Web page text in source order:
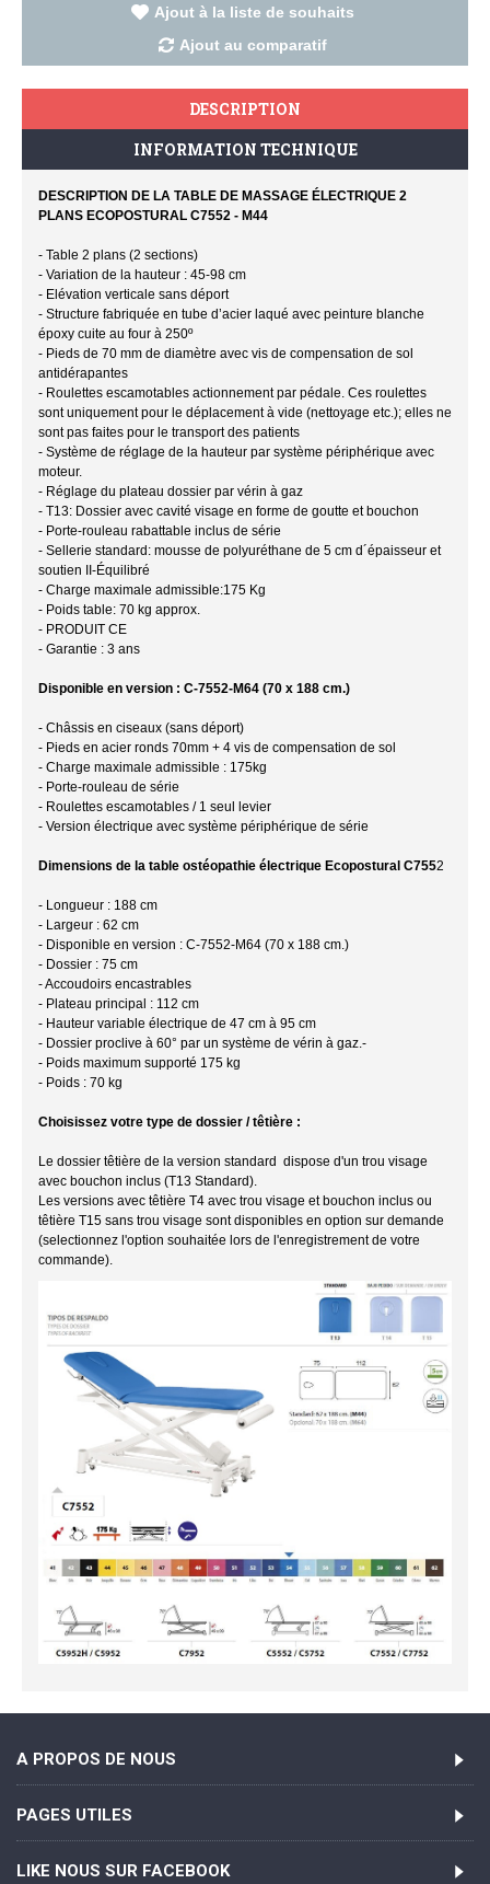
Ajout à la liste de souhaits
Ajout au comparatif
DESCRIPTION
INFORMATION TECHNIQUE
DESCRIPTION DE LA TABLE DE MASSAGE ÉLECTRIQUE 2
PLANS ECOPOSTURAL C7552 - M44
- Table 2 plans (2 sections)
- Variation de la hauteur : 45-98 cm
- Elévation verticale sans déport
- Structure fabriquée en tube d’acier laqué avec peinture blanche
époxy cuite au four à 250º
- Pieds de 70 mm de diamètre avec vis de compensation de sol
antidérapantes
- Roulettes escamotables actionnement par pédale. Ces roulettes
sont uniquement pour le déplacement à vide (nettoyage etc.); elles ne
sont pas faites pour le transport des patients
- Système de réglage de la hauteur par système périphérique avec
moteur.
- Réglage du plateau dossier par vérin à gaz
- T13: Dossier avec cavité visage en forme de goutte et bouchon
- Porte-rouleau rabattable inclus de série
- Sellerie standard: mousse de polyuréthane de 5 cm d´épaisseur et
soutien II-Équilibré
- Charge maximale admissible:175 Kg
- Poids table: 70 kg approx.
- PRODUIT CE
- Garantie : 3 ans
Disponible en version : C-7552-M64 (70 x 188 cm.)
- Châssis en ciseaux (sans déport)
- Pieds en acier ronds 70mm + 4 vis de compensation de sol
- Charge maximale admissible : 175kg
- Porte-rouleau de série
- Roulettes escamotables / 1 seul levier
- Version électrique avec système périphérique de série
Dimensions de la table ostéopathie électrique Ecopostural C7552
- Longueur : 188 cm
- Largeur : 62 cm
- Disponible en version : C-7552-M64 (70 x 188 cm.)
- Dossier : 75 cm
- Accoudoirs encastrables
- Plateau principal : 112 cm
- Hauteur variable électrique de 47 cm à 95 cm
- Dossier proclive à 60° par un système de vérin à gaz.-
- Poids maximum supporté 175 kg
- Poids : 70 kg
Choisissez votre type de dossier / têtière :
Le dossier têtière de la version standard dispose d'un trou visage
avec bouchon inclus (T13 Standard).
Les versions avec têtière T4 avec trou visage et bouchon inclus ou
têtière T15 sans trou visage sont disponibles en option sur demande
(selectionnez l'option souhaitée lors de l'enregistrement de votre
commande).
A PROPOS DE NOUS
PAGES UTILES
LIKE NOUS SUR FACEBOOK